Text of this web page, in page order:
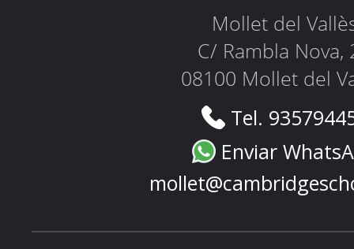
Mollet del
C/ Rambla Nova,
08100 Mollet del
Tel.
Enviar